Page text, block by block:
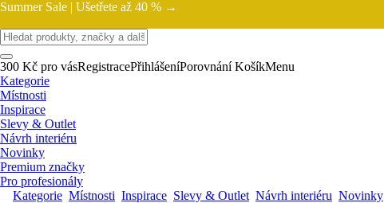
Summer Sale | Ušetřete až 40 % →
300 Kč pro vásRegistracePřihlášeníPorovnání KošíkMenu
Kategorie
Místnosti
Inspirace
Slevy & Outlet
Návrh interiéru
Novinky
Premium značky
Pro profesionály
Kategorie Místnosti Inspirace Slevy & Outlet Návrh interiéru Novinky